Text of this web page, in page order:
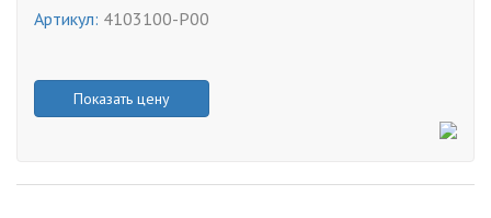
Артикул: 4103100-P00
Показать цену